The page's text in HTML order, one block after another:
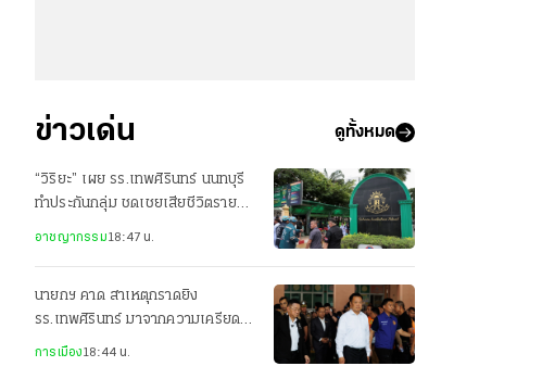
ข่าวเด่น ดูทั้งหมด
“วิริยะ” เผย รร.เทพศิรินทร์ นนทบุรี
ทำประกันกลุ่ม ชดเชยเสียชีวิตรายละ
อาชญากรรม18:47 น.
นายกฯ คาด สาเหตุกราดยิง
รร.เทพศิรินทร์ มาจากความเครียด
ถูกกดดันเรื่องเรียน
การเมือง18:44 น.